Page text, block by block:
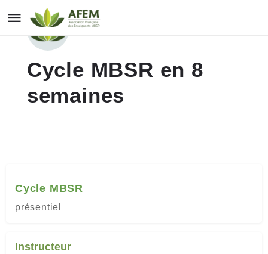
Cycle MBSR en 8
semaines
Cycle MBSR
présentiel
Instructeur